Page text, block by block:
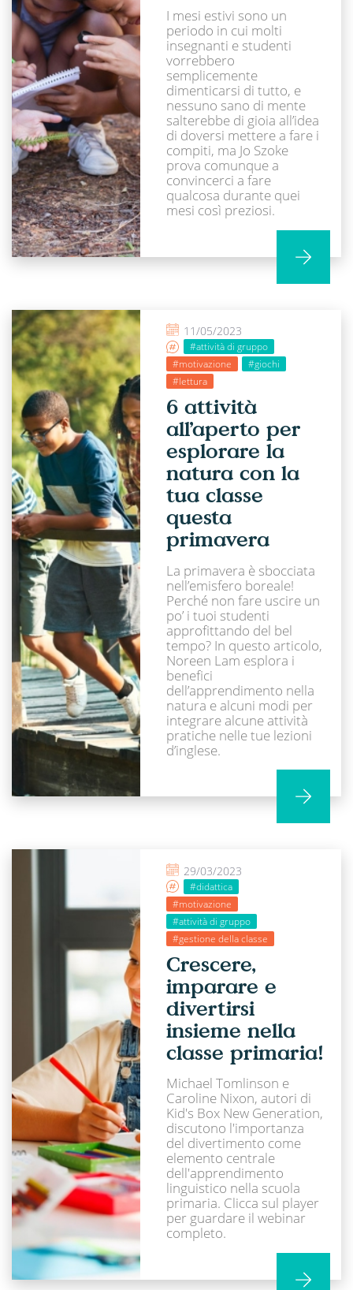
I mesi estivi sono un
periodo in cui molti
insegnanti e studenti
vorrebbero
semplicemente
dimenticarsi di tutto, e
nessuno sano di mente
salterebbe di gioia all’idea
di doversi mettere a fare i
compiti, ma Jo Szoke
prova comunque a
convincerci a fare
qualcosa durante quei
mesi così preziosi.
11/05/2023
#attività di gruppo
#motivazione
#giochi
#lettura
6 attività
all’aperto per
esplorare la
natura con la
tua classe
questa
primavera
La primavera è sbocciata
nell’emisfero boreale!
Perché non fare uscire un
po’ i tuoi studenti
approfittando del bel
tempo? In questo articolo,
Noreen Lam esplora i
benefici
dell’apprendimento nella
natura e alcuni modi per
integrare alcune attività
pratiche nelle tue lezioni
d’inglese.
29/03/2023
#didattica
#motivazione
#attività di gruppo
#gestione della classe
Crescere,
imparare e
divertirsi
insieme nella
classe primaria!
Michael Tomlinson e
Caroline Nixon, autori di
Kid's Box New Generation,
discutono l'importanza
del divertimento come
elemento centrale
dell'apprendimento
linguistico nella scuola
primaria. Clicca sul player
per guardare il webinar
completo.